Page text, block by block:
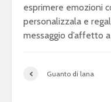
esprimere emozioni
personalizzala e
messaggio d’affetto
Guanto di lana